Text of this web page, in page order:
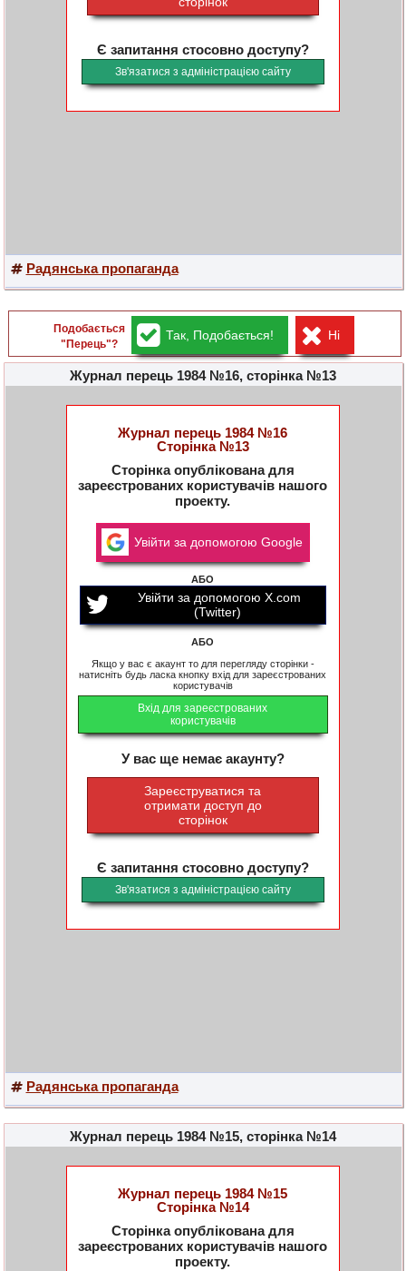
Є запитання стосовно доступу?
Зв'язатися з адміністрацією сайту
Радянська пропаганда
Подобається
"Перець"?
Так, Подобається! Ні
Журнал перець 1984 №16, сторінка №13
Журнал перець 1984 №16
Сторінка №13
Сторінка опублікована для
зареєстрованих користувачів нашого
проекту.
Увійти за допомогою Google
АБО
Увійти за допомогою X.com
(Twitter)
АБО
Якщо у вас є акаунт то для перегляду сторінки -
натисніть будь ласка кнопку вхід для зареєстрованих
користувачів
Вхід для зареєстрованих
користувачів
У вас ще немає акаунту?
Зареєструватися та
отримати доступ до
сторінок
Є запитання стосовно доступу?
Зв'язатися з адміністрацією сайту
Радянська пропаганда
Журнал перець 1984 №15, сторінка №14
Журнал перець 1984 №15
Сторінка №14
Сторінка опублікована для
зареєстрованих користувачів нашого
проекту.